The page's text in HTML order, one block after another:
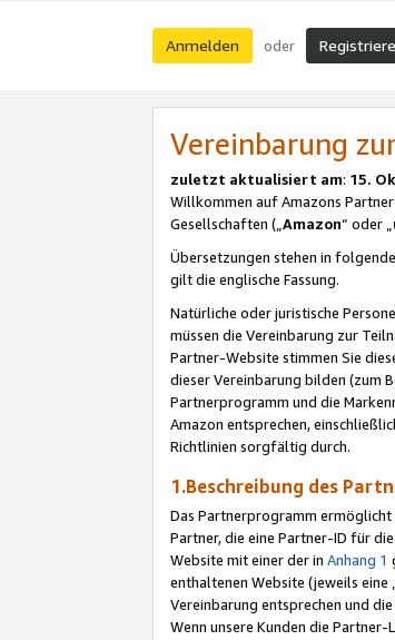
Anmelden oder
Vereinbarung
zuletzt aktualisiert am: 15.
Willkommen auf Amazons
Gesellschaften („Amazon“ oder „
Übersetzungen stehen in
gilt die englische Fassung.
Natürliche oder juristische
müssen die Vereinbarung zur
Partner-Website stimmen Sie
dieser Vereinbarung bilden (zum
Partnerprogramm und die
Amazon entsprechen,
Richtlinien sorgfältig durch.
1.Beschreibung des
Das Partnerprogramm
Partner, die eine Partner-ID für
Website mit einer der in Anhang 1
enthaltenen Website (jeweils eine „
Vereinbarung entsprechen und
Wenn unsere Kunden die